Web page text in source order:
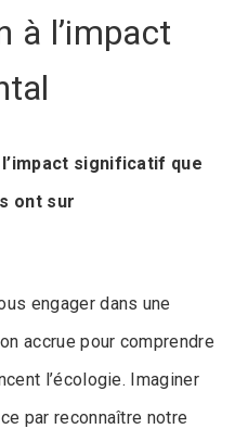
à l’impact
significatif que
ont sur
engager dans une
accrue pour comprendre
l’écologie. Imaginer
par reconnaître notre